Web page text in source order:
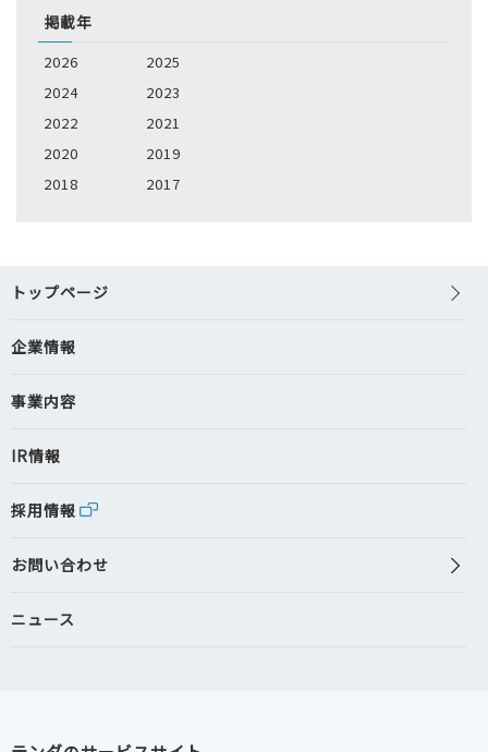
掲載年
2026
2025
2024
2023
2022
2021
2020
2019
2018
2017
トップページ
企業情報
事業内容
IR情報
採用情報
お問い合わせ
ニュース